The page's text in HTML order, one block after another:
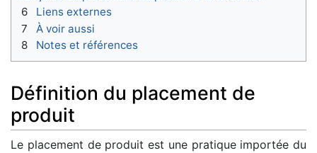
6
Liens externes
7
À voir aussi
8
Notes et références
Définition du placement de
produit
Le placement de produit est une pratique importée du